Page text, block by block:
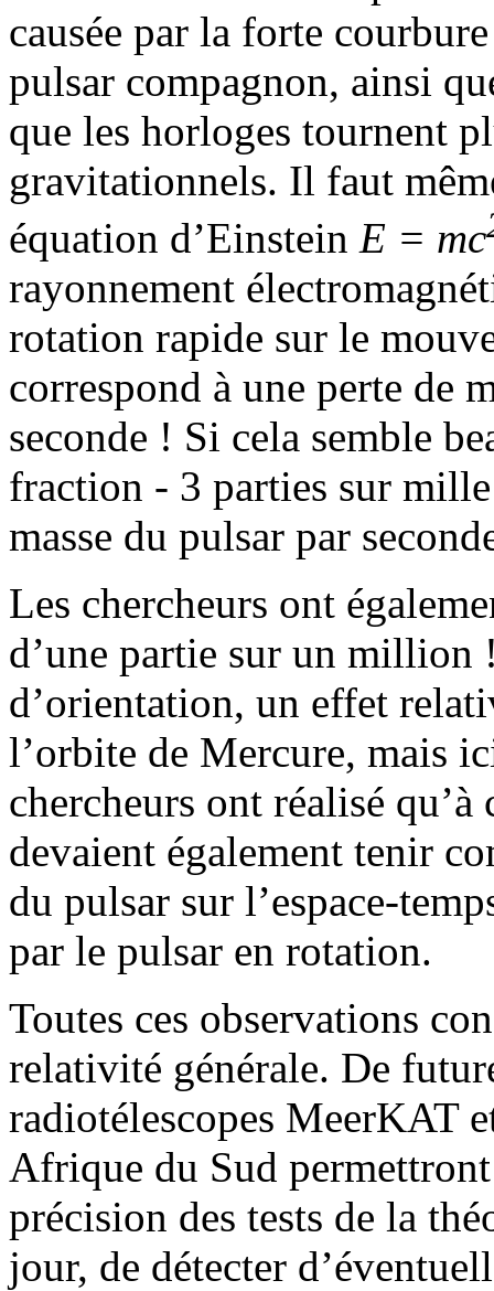
causée par la forte
pulsar compagnon, ainsi
que les horloges tournent
gravitationnels. Il faut
équation d’Einstein E = mc
rayonnement
rotation rapide sur le
correspond à une perte de
seconde ! Si cela semble
fraction - 3 parties sur
masse du pulsar par
Les chercheurs ont
d’une partie sur un million
d’orientation, un effet
l’orbite de Mercure, mais
chercheurs ont réalisé
devaient également tenir
du pulsar sur l’espace-
par le pulsar en rotation.
Toutes ces observations
relativité générale. De
radiotélescopes MeerKAT
Afrique du Sud
précision des tests de la
jour, de détecter